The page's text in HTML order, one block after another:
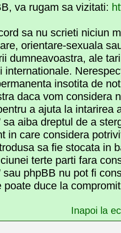
va rugam sa vizitati:
sa nu scrieti niciun
orientare-sexuala
dumneavoastra, ale
internationale.
insotita de
daca vom considera
a ajuta la intarirea
sa aiba dreptul de a
in care considera
sa fie stocata in
terte parti fara
sau phpBB nu pot fi
poate duce la
Inapoi la